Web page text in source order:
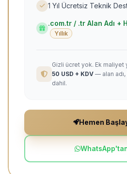
1 Yıl Ücretsiz Teknik
.com.tr / .tr Alan Adı +
Yıllık
Gizli ücret yok. Ek maliyet
50 USD + KDV — alan
dahil.
Hemen